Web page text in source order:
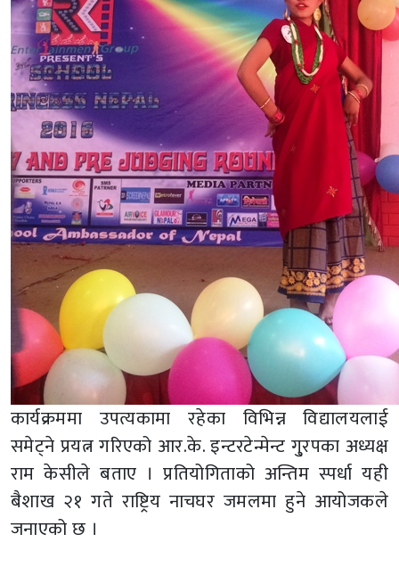
कार्यक्रममा उपत्यकामा रहेका विभिन्न विद्यालयलाई
समेट्ने प्रयत्न गरिएको आर.के. इन्टरटेन्मेन्ट गु्रपका अध्यक्ष
राम केसीले बताए । प्रतियोगिताको अन्तिम स्पर्धा यही
बैशाख २१ गते राष्ट्रिय नाचघर जमलमा हुने आयोजकले
जनाएको छ ।